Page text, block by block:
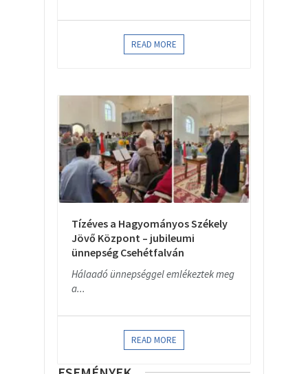
READ MORE
Tízéves a Hagyományos Székely
Jövő Központ – jubileumi
ünnepség Csehétfalván
Hálaadó ünnepséggel emlékeztek meg
a...
READ MORE